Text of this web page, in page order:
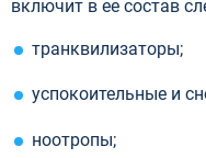
включит в ее состав
транквилизаторы;
успокоительные и
ноотропы;